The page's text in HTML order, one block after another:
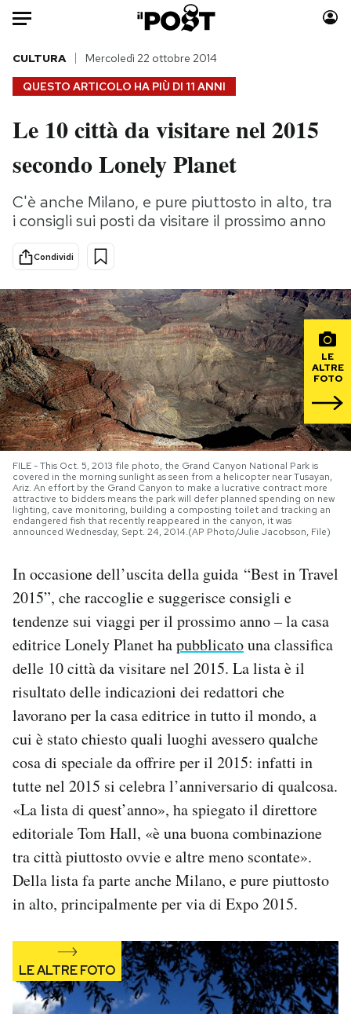
Auto
HOME
Italia
Politica
Tecnologia
Internet
Scienza
Cultura
Economia
Sport
Moda
Consumismi
Storie/Idee
Ok Boomer!
Altrecose
Mondiali calcio 2026
PODCAST
NEWSLETTER
I MIEI PREFERITI
SHOP
CALENDARIO
AREA PERSONALE
Area Personale
Newsletter
Notifiche mobile
Regala il Post
Hai bisogno di aiuto?
QUESTO ARTICOLO HA PIÙ DI 11 ANNI
CULTURA Mercoledì 22 ottobre 2014
Le 10 città da visitare nel 2015
secondo Lonely Planet
C'è anche Milano, e pure piuttosto in alto, tra
i consigli sui posti da visitare il prossimo anno
Condividi
LE
ALTRE
FOTO
FILE - This Oct. 5, 2013 file photo, the Grand Canyon National Park is
covered in the morning sunlight as seen from a helicopter near Tusayan,
Ariz. An effort by the Grand Canyon to make a lucrative contract more
attractive to bidders means the park will defer planned spending on new
lighting, cave monitoring, building a composting toilet and tracking an
endangered fish that recently reappeared in the canyon, it was
announced Wednesday, Sept. 24, 2014.(AP Photo/Julie Jacobson, File)
In occasione dell’uscita della guida “Best in Travel
2015”, che raccoglie e suggerisce consigli e
tendenze sui viaggi per il prossimo anno – la casa
editrice Lonely Planet hapubblicatouna classifica
delle 10 città da visitare nel 2015. La lista è il
risultato delle indicazioni dei redattori che
lavorano per la casa editrice in tutto il mondo, a
cui è stato chiesto quali luoghi avessero qualche
cosa di speciale da offrire per il 2015: infatti in
tutte nel 2015 si celebra l’anniversario di qualcosa.
«La lista di quest’anno», ha spiegato il direttore
editoriale Tom Hall, «è una buona combinazione
tra città piuttosto ovvie e altre meno scontate».
Della lista fa parte anche Milano, e pure piuttosto
in alto, principalmente per via di Expo 2015.